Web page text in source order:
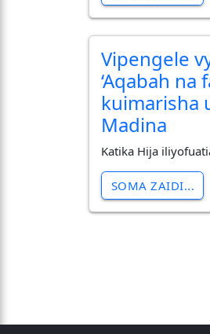
Vipengele
‘Aqabah na
kuimarisha
Madina
Katika Hija
SOMA ZAIDI...